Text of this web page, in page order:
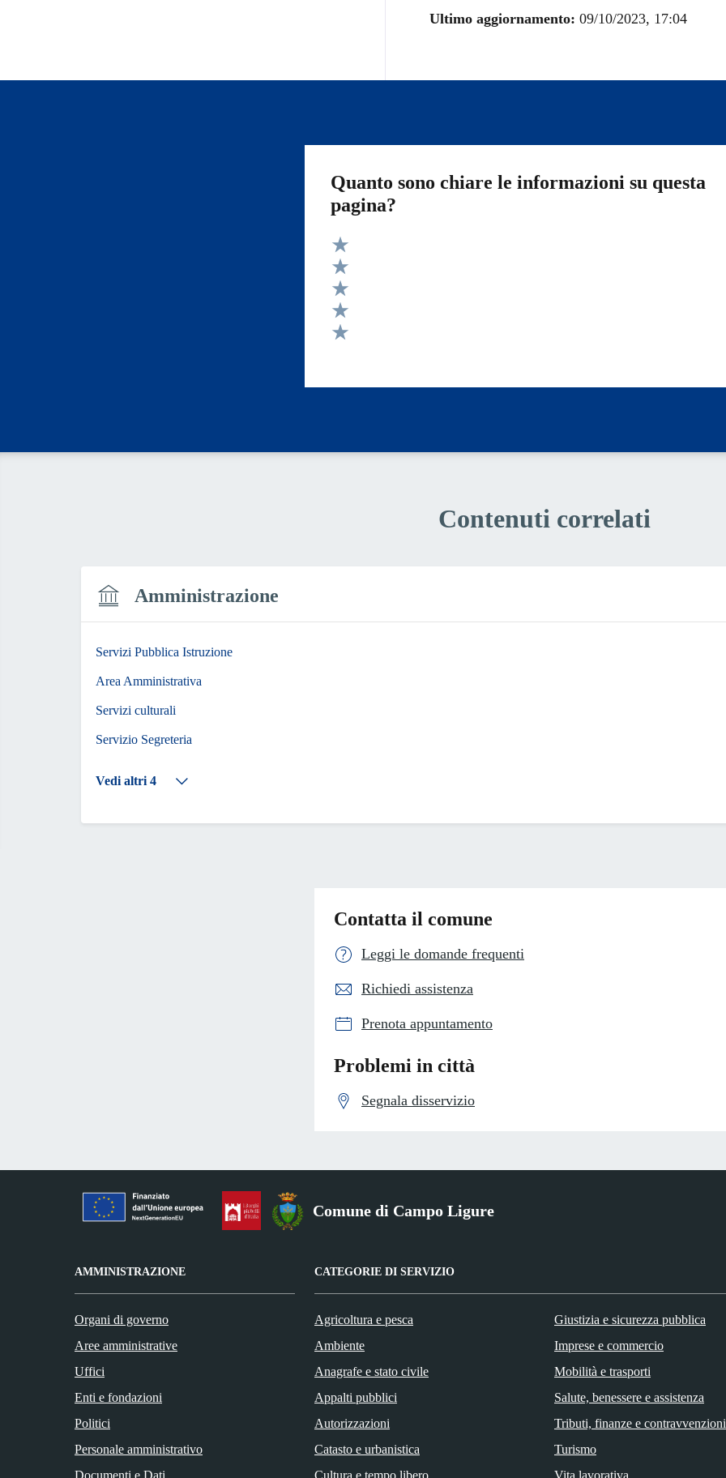
Ultimo aggiornamento: 09/10/2023, 17:04
Quanto sono chiare le informazioni su questa
pagina?
Valuta 5 stelle su 5
Valuta 4 stelle su 5
Valuta 3 stelle su 5
Valuta 2 stelle su 5
Contenuti correlati
Amministrazione
Servizi Pubblica Istruzione
Area Amministrativa
Servizi culturali
Servizio Segreteria
Vedi altri 4
Contatta il comune
Leggi le domande frequenti
Richiedi assistenza
Prenota appuntamento
Problemi in città
Segnala disservizio
Comune di Campo Ligure
AMMINISTRAZIONE
Organi di governo
Aree amministrative
Uffici
Enti e fondazioni
Politici
Personale amministrativo
Documenti e Dati
CATEGORIE DI SERVIZIO
Agricoltura e pesca
Ambiente
Anagrafe e stato civile
Appalti pubblici
Autorizzazioni
Catasto e urbanistica
Cultura e tempo libero
Giustizia e sicurezza pubblica
Imprese e commercio
Mobilità e trasporti
Salute, benessere e assistenza
Tributi, finanze e contravvenzioni
Turismo
Vita lavorativa